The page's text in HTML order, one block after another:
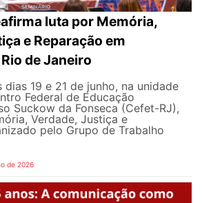
luta por Memória,
e Reparação em
de Janeiro
dias 19 e 21 de junho, na unidade
Federal de Educação
Suckow da Fonseca (Cefet-RJ),
Verdade, Justiça e
pelo Grupo de Trabalho
de 2026